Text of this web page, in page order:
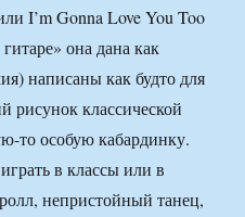
I’m Gonna Love You Too
она дана как
написаны как будто для
рисунок классической
то особую кабардинку.
в классы или в
непристойный танец,